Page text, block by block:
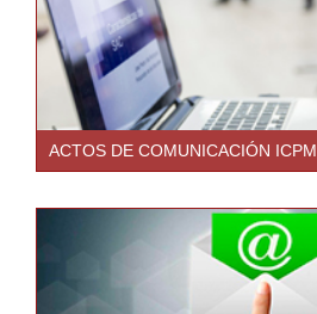
ACTOS DE COMUNICACIÓN ICPM